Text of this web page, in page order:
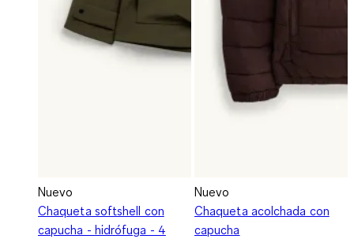
Nuevo
Chaqueta softshell con
capucha - hidrófuga - 4
Nuevo
Chaqueta acolchada con
capucha